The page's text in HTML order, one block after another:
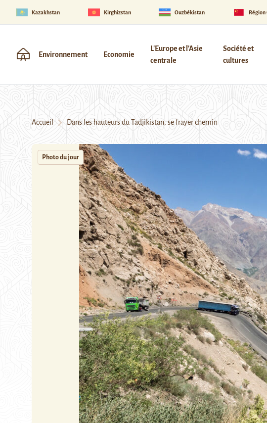
Kazakhstan Kirghizstan Ouzbékistan Région
Environnement Economie
L'Europe et l'Asie
centrale
Société et
cultures
Accueil Dans les hauteurs du Tadjikistan, se frayer chemin
Photo du jour